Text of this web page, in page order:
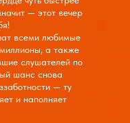
— этот вечер
всеми любимые
а также
слушателей по
шанс снова
— ту
и наполняет